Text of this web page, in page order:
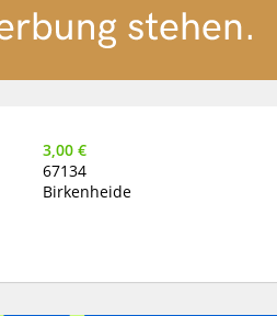
3,00 €
67134
Birkenheide